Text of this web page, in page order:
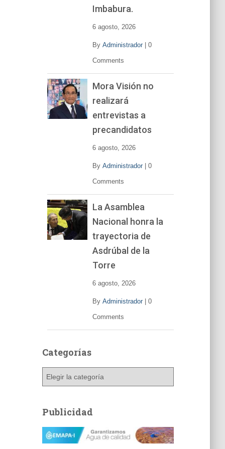
Imbabura.
6 agosto, 2026
By Administrador| 0
Comments
Mora Visión no
realizará
entrevistas a
precandidatos
6 agosto, 2026
By Administrador| 0
Comments
La Asamblea
Nacional honra la
trayectoria de
Asdrúbal de la
Torre
6 agosto, 2026
By Administrador| 0
Comments
Categorías
g
o
Publicidad